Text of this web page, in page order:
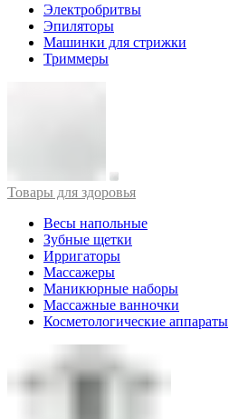
Электробритвы
Эпиляторы
Машинки для стрижки
Триммеры
Товары для здоровья
Весы напольные
Зубные щетки
Ирригаторы
Массажеры
Маникюрные наборы
Массажные ванночки
Косметологические аппараты